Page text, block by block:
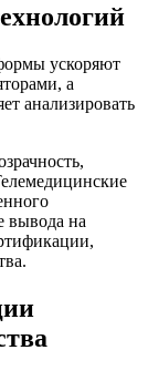
ускоряют
а
анализировать
вывода на